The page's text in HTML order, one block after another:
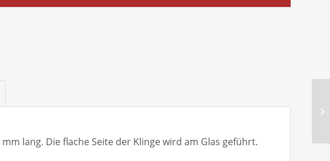
lang. Die flache Seite der Klinge wird am Glas geführt.